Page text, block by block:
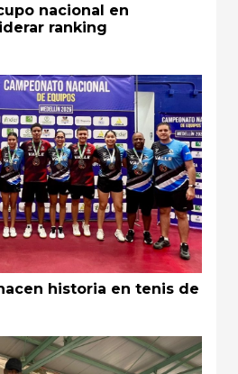
nacional en
ranking
historia en tenis de